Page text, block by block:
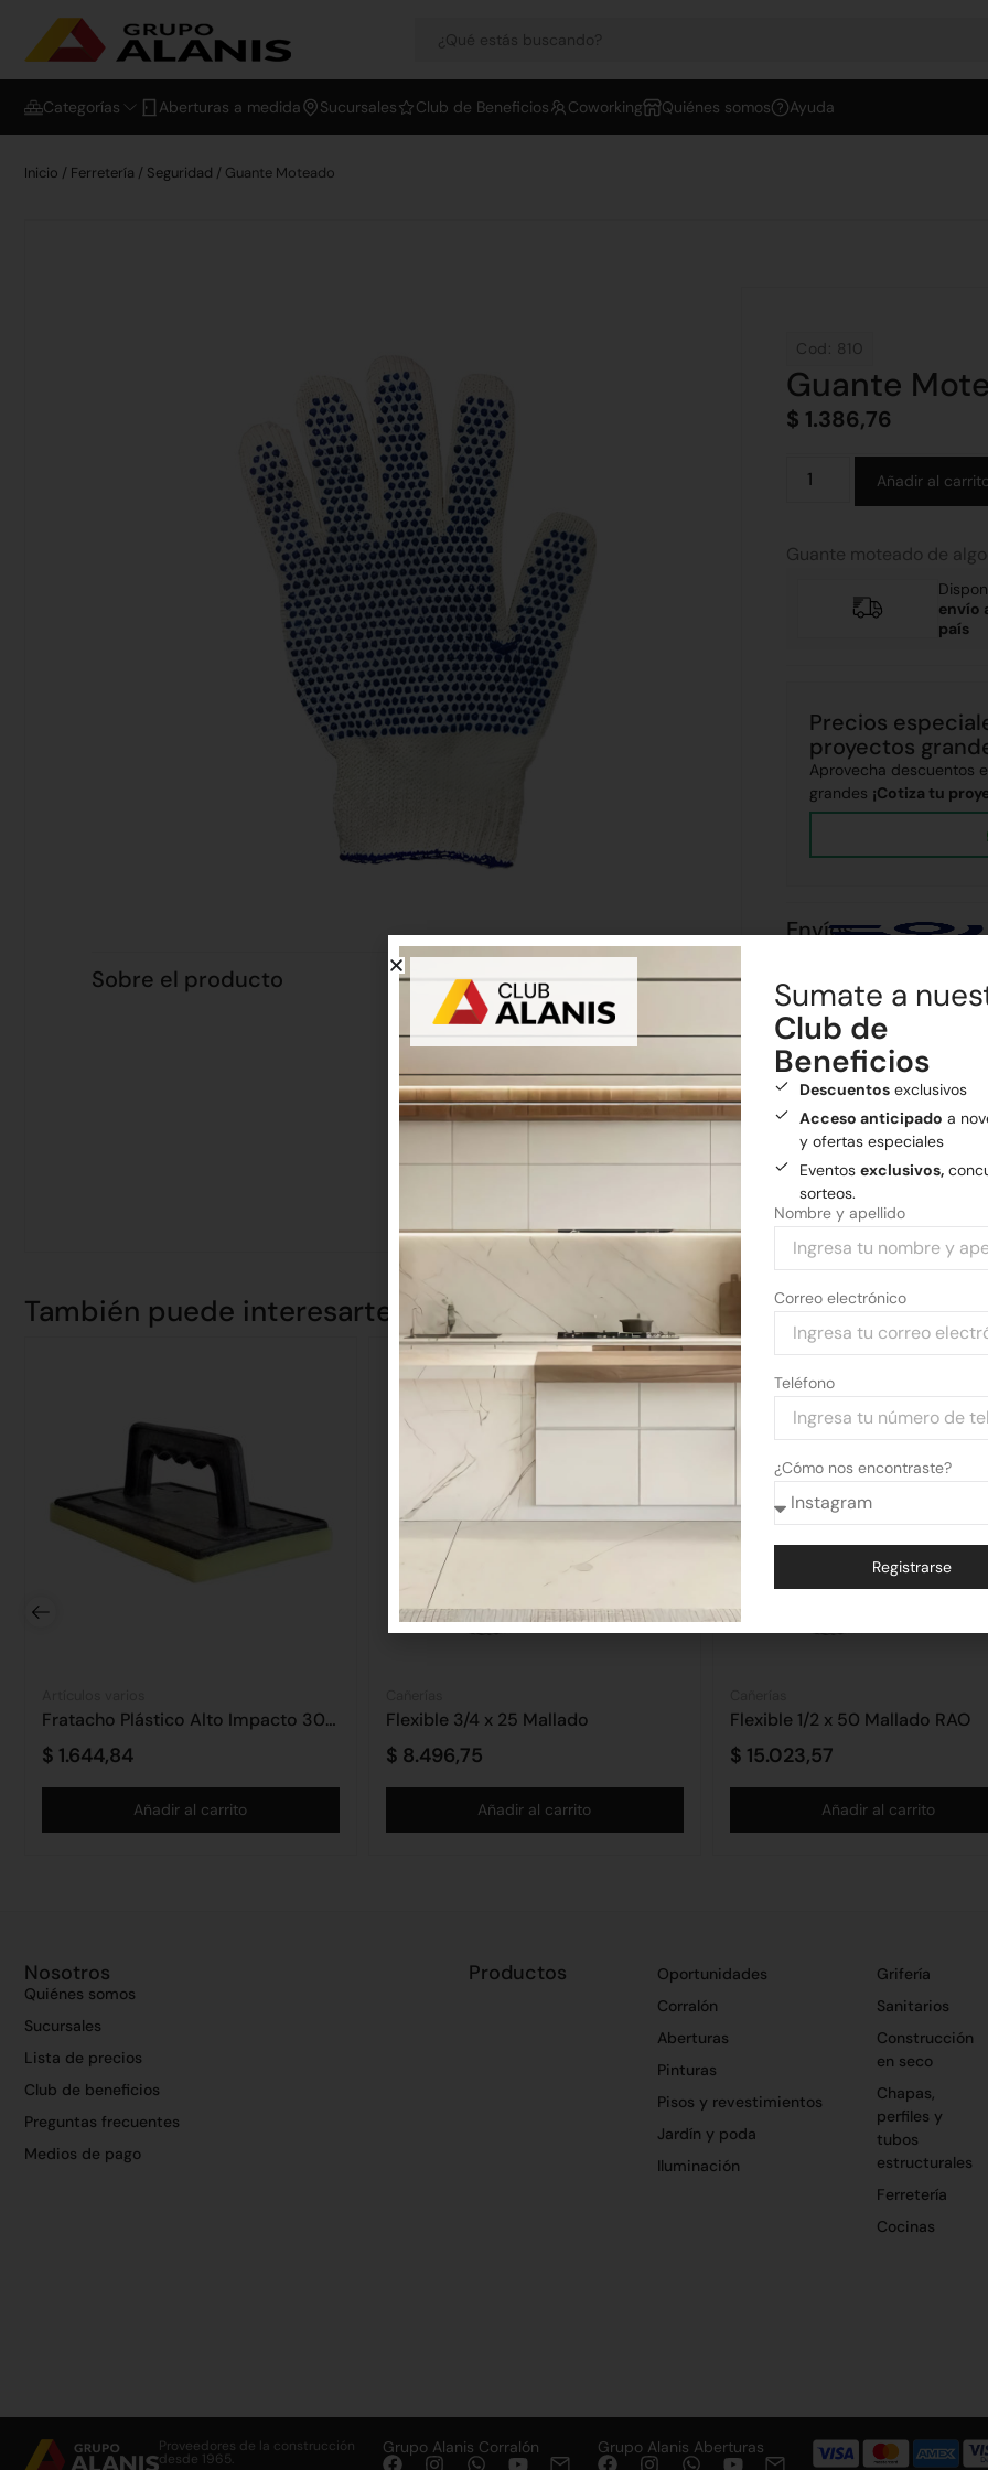
Categorías Aberturas a medida Sucursales Club de Beneficios Coworking Quiénes somos Ayuda
Inicio / Ferretería / Seguridad / Guante Moteado
Sobre el producto
Cod: 810
Guante
$ 1.386,76
Añadir al
Guante moteado de
envío
país
Precios
proyectos
Aprovecha descuentos
grandes ¡Cotiza tu
Envíos
Realizamos envíos a todo
Envío gratis a
Medios de pago
Pagá tu compra con
También puede interesarte
Fratacho Plástico Alto Impacto 30cm
$ 1.644,84
Añadir al carrito
Flexible 3/4 x 25 Mallado
$ 8.496,75
Añadir al carrito
Flexible 1/2 x 50 Mallado RAO
$ 15.023,57
Añadir al carrito
Nosotros
Quiénes somos
Sucursales
Lista de precios
Club de beneficios
Preguntas frecuentes
Medios de pago
Productos
Oportunidades
Corralón
Aberturas
Pinturas
Pisos y revestimientos
Jardín y poda
Iluminación
Grifería
Sanitarios
Construcción
en seco
Chapas,
perfiles y
tubos
estructurales
Ferretería
Cocinas
Proveedores de la construcción
desde 1965.
Grupo Alanis Corralón Grupo Alanis Aberturas
Sumate a
Club de
Beneficios
Descuentosexclusivos
Acceso anticipado a
y ofertas especiales
Eventos exclusivos,
sorteos.
Nombre y apellido
Correo electrónico
Teléfono
¿Cómo nos encontraste?
Registrarse